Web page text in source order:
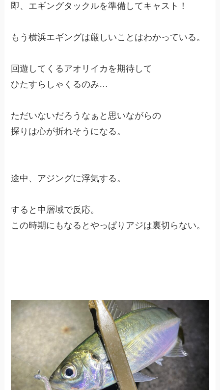
即、エギングタックルを準備してキャスト！
もう横浜エギングは厳しいことはわかっている。
回遊してくるアオリイカを期待して
ひたすらしゃくるのみ…
ただいないだろうなぁと思いながらの
探りは心が折れそうになる。
途中、アジングに浮気する。
すると中層域で反応。
この時期にもなるとやっぱりアジは裏切らない。